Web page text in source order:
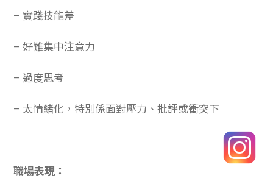
– 實踐技能差
– 好難集中注意力
– 過度思考
– 太情緒化，特別係面對壓力、批評或衝突下
職場表現：